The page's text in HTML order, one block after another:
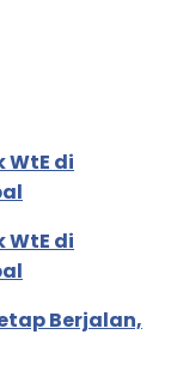
WtE di
WtE di
Berjalan,